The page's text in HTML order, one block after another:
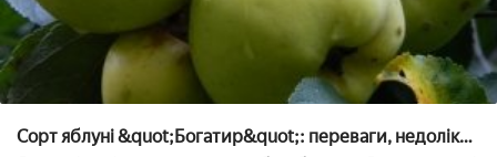
Сорт яблуні &quot;Богатир&quot;: переваги, недоліки,